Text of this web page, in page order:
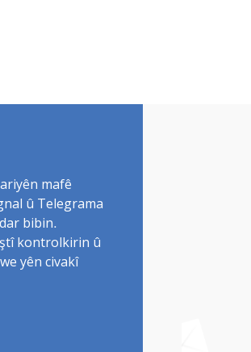
mafê
û Telegrama
bibin.
kontrolkirin û
yên civakî